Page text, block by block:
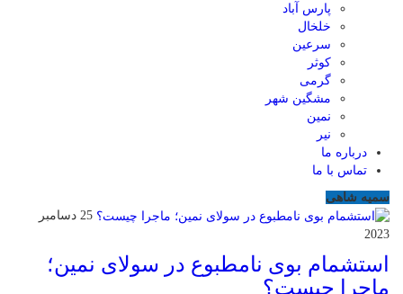
پارس آباد
خلخال
سرعین
کوثر
گرمی
مشگین شهر
نمین
نیر
درباره ما
تماس با ما
سمیه شاهی
25 دسامبر
2023
استشمام بوی نامطبوع در سولای نمین؛
ماجرا چیست؟